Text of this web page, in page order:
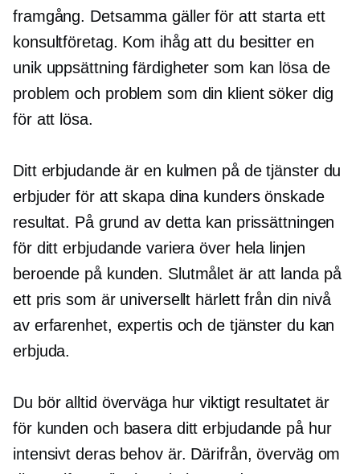
framgång. Detsamma gäller för att starta ett
konsultföretag. Kom ihåg att du besitter en
unik uppsättning färdigheter som kan lösa de
problem och problem som din klient söker dig
för att lösa.
Ditt erbjudande är en kulmen på de tjänster du
erbjuder för att skapa dina kunders önskade
resultat. På grund av detta kan prissättningen
för ditt erbjudande variera över hela linjen
beroende på kunden. Slutmålet är att landa på
ett pris som är universellt härlett från din nivå
av erfarenhet, expertis och de tjänster du kan
erbjuda.
Du bör alltid överväga hur viktigt resultatet är
för kunden och basera ditt erbjudande på hur
intensivt deras behov är. Därifrån, överväg om